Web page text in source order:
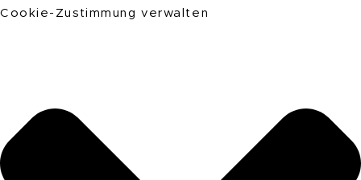
Cookie-Zustimmung verwalten